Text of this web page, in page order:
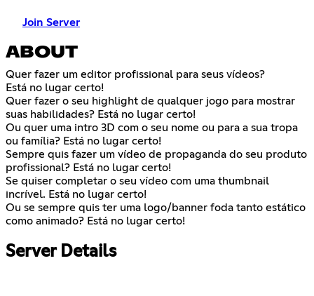
Join Server
ABOUT
Quer fazer um editor profissional para seus vídeos?
Está no lugar certo!
Quer fazer o seu highlight de qualquer jogo para mostrar
suas habilidades? Está no lugar certo!
Ou quer uma intro 3D com o seu nome ou para a sua tropa
ou família? Está no lugar certo!
Sempre quis fazer um vídeo de propaganda do seu produto
profissional? Está no lugar certo!
Se quiser completar o seu vídeo com uma thumbnail
incrível. Está no lugar certo!
Ou se sempre quis ter uma logo/banner foda tanto estático
como animado? Está no lugar certo!
Server Details